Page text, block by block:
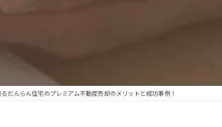
だんらん住宅のプレミアム不動産売却のメリットと成功事例！